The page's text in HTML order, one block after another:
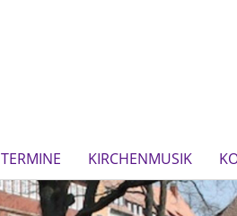
TERMINE KIRCHENMUSIK